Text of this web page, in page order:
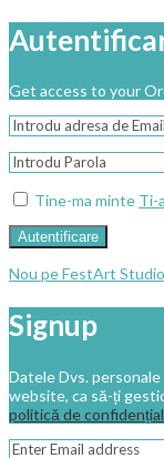
Get access to your
Tine-ma minte Ti-
Autentificare
Nou pe FestArt
Signup
Datele Dvs.
website, ca să-ți
politică de